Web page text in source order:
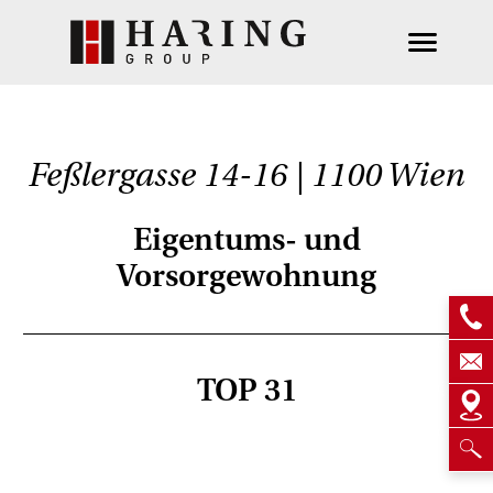
Feßlergasse 14-16 | 1100 Wien
Eigentums- und
Vorsorgewohnung
TOP 31